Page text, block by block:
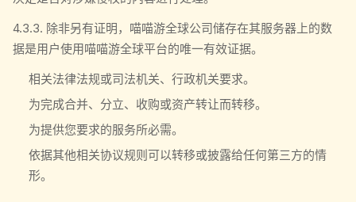
4.3.3. 除非另有证明，喵喵游全球公司储存在其服务器上的数
据是用户使用喵喵游全球平台的唯一有效证据。
相关法律法规或司法机关、行政机关要求。
为完成合并、分立、收购或资产转让而转移。
为提供您要求的服务所必需。
依据其他相关协议规则可以转移或披露给任何第三方的情
形。